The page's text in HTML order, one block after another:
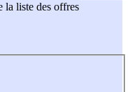
la liste des offres